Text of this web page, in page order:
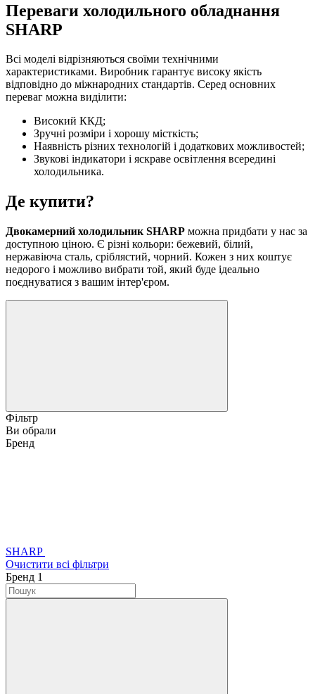
Переваги холодильного обладнання
SHARP
Всі моделі відрізняються своїми технічними
характеристиками. Виробник гарантує високу якість
відповідно до міжнародних стандартів. Серед основних
переваг можна виділити:
Високий ККД;
Зручні розміри і хорошу місткість;
Наявність різних технологій і додаткових можливостей;
Звукові індикатори і яскраве освітлення всередині
холодильника.
Де купити?
Двокамерний холодильник SHARP можна придбати у нас за
доступною ціною. Є різні кольори: бежевий, білий,
нержавіюча сталь, сріблястий, чорний. Кожен з них коштує
недорого і можливо вибрати той, який буде ідеально
поєднуватися з вашим інтер'єром.
Фільтр
Ви обрали
Бренд
SHARP
Очистити всі фільтри
Бренд 1